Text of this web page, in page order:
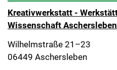
Kreativwerkstatt -
Wissenschaft Aschersleben
Wilhelmstraße 21–23
06449 Aschersleben